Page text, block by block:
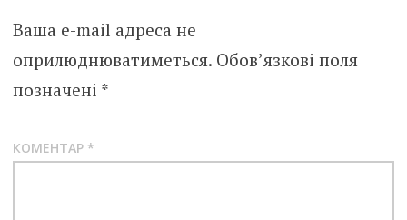
Ваша e-mail адреса не
оприлюднюватиметься. Обов’язкові поля
позначені *
КОМЕНТАР *